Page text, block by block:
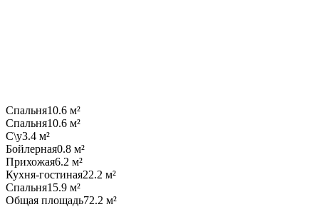
Спальня10.6 м²
Спальня10.6 м²
С\у3.4 м²
Бойлерная0.8 м²
Прихожая6.2 м²
Кухня-гостиная22.2 м²
Спальня15.9 м²
Общая площадь72.2 м²